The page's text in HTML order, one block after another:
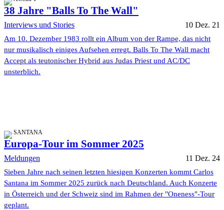
38 Jahre "Balls To The Wall"
Interviews und Stories 10 Dez. 21
Am 10. Dezember 1983 rollt ein Album von der Rampe, das nicht
nur musikalisch einiges Aufsehen erregt. Balls To The Wall macht
Accept als teutonischer Hybrid aus Judas Priest und AC/DC
unsterblich.
SANTANA
Europa-Tour im Sommer 2025
Meldungen 11 Dez. 24
Sieben Jahre nach seinen letzten hiesigen Konzerten kommt Carlos
Santana im Sommer 2025 zurück nach Deutschland. Auch Konzerte
in Österreich und der Schweiz sind im Rahmen der "Oneness"-Tour
geplant.